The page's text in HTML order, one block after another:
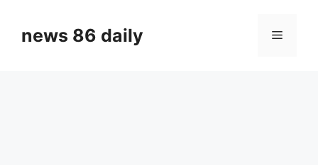
contentnews 86 daily Menu